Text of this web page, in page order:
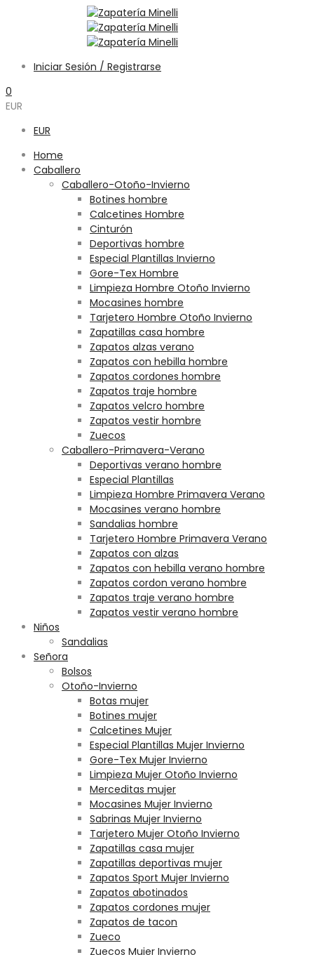
Iniciar Sesión / Registrarse
0
EUR
EUR
Home
Caballero
Caballero-Otoño-Invierno
Botines hombre
Calcetines Hombre
Cinturón
Deportivas hombre
Especial Plantillas Invierno
Gore-Tex Hombre
Limpieza Hombre Otoño Invierno
Mocasines hombre
Tarjetero Hombre Otoño Invierno
Zapatillas casa hombre
Zapatos alzas verano
Zapatos con hebilla hombre
Zapatos cordones hombre
Zapatos traje hombre
Zapatos velcro hombre
Zapatos vestir hombre
Zuecos
Caballero-Primavera-Verano
Deportivas verano hombre
Especial Plantillas
Limpieza Hombre Primavera Verano
Mocasines verano hombre
Sandalias hombre
Tarjetero Hombre Primavera Verano
Zapatos con alzas
Zapatos con hebilla verano hombre
Zapatos cordon verano hombre
Zapatos traje verano hombre
Zapatos vestir verano hombre
Niños
Sandalias
Señora
Bolsos
Otoño-Invierno
Botas mujer
Botines mujer
Calcetines Mujer
Especial Plantillas Mujer Invierno
Gore-Tex Mujer Invierno
Limpieza Mujer Otoño Invierno
Merceditas mujer
Mocasines Mujer Invierno
Sabrinas Mujer Invierno
Tarjetero Mujer Otoño Invierno
Zapatillas casa mujer
Zapatillas deportivas mujer
Zapatos Sport Mujer Invierno
Zapatos abotinados
Zapatos cordones mujer
Zapatos de tacon
Zueco
Zuecos Mujer Invierno